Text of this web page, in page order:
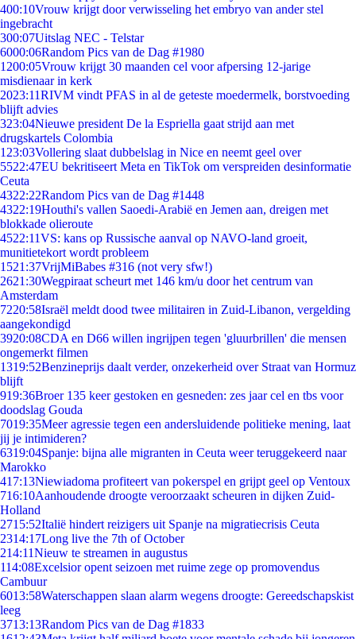
400:10Vrouw krijgt door verwisseling het embryo van ander stel
ingebracht
300:07Uitslag NEC - Telstar
6000:06Random Pics van de Dag #1980
1200:05Vrouw krijgt 30 maanden cel voor afpersing 12-jarige
misdienaar in kerk
2023:11RIVM vindt PFAS in al de geteste moedermelk, borstvoeding
blijft advies
323:04Nieuwe president De la Espriella gaat strijd aan met
drugskartels Colombia
1 23:03Vollering slaat dubbelslag in Nice en neemt geel over
5522:47EU bekritiseert Meta en TikTok om verspreiden desinformatie
Ceuta
4322:22Random Pics van de Dag #1448
4322:19Houthi's vallen Saoedi-Arabië en Jemen aan, dreigen met
blokkade olieroute
4522:11VS: kans op Russische aanval op NAVO-land groeit,
munitietekort wordt probleem
1521:37VrijMiBabes #316 (not very sfw!)
2621:30Wegpiraat scheurt met 146 km/u door het centrum van
Amsterdam
7220:58Israël meldt dood twee militairen in Zuid-Libanon, vergelding
aangekondigd
3920:08CDA en D66 willen ingrijpen tegen 'gluurbrillen' die mensen
ongemerkt filmen
1319:52Benzineprijs daalt verder, onzekerheid over Straat van Hormuz
blijft
919:36Broer 135 keer gestoken en gesneden: zes jaar cel en tbs voor
doodslag Gouda
7019:35Meer agressie tegen een andersluidende politieke mening, laat
jij je intimideren?
6319:04Spanje: bijna alle migranten in Ceuta weer teruggekeerd naar
Marokko
417:13Niewiadoma profiteert van pokerspel en grijpt geel op Ventoux
716:10Aanhoudende droogte veroorzaakt scheuren in dijken Zuid-
Holland
2715:52Italië hindert reizigers uit Spanje na migratiecrisis Ceuta
2314:17Long live the 7th of October
214:11Nieuw te streamen in augustus
114:08Excelsior opent seizoen met ruime zege op promovendus
Cambuur
6013:58Waterschappen slaan alarm wegens droogte: Gereedschapskist
leeg
3713:13Random Pics van de Dag #1833